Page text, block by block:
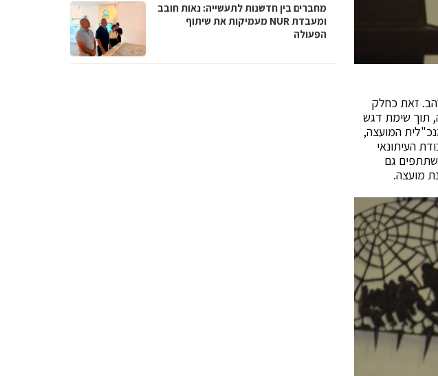
זאת כחלק
תוך שימת דגש
המועצה,
בוקר שסיפר על עבודת העיתונאי
גם
מועצה.
מחברים בין חדשנות לתעשייה: נאות חובב
ומעבדת NUR מעמיקות את שיתוף
הפעולה